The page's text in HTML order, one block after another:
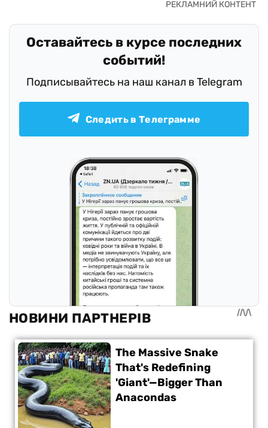
Оставайтесь в курсе последних
событий!
Подписывайтесь на наш канал в Telegram
Следить в Телеграмме